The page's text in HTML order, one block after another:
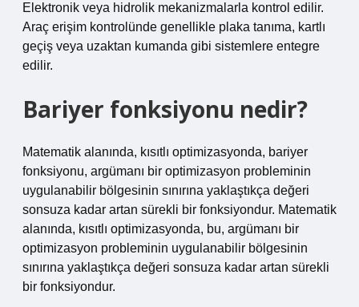
Elektronik veya hidrolik mekanizmalarla kontrol edilir.
Araç erişim kontrolünde genellikle plaka tanıma, kartlı
geçiş veya uzaktan kumanda gibi sistemlere entegre
edilir.
Bariyer fonksiyonu nedir?
Matematik alanında, kısıtlı optimizasyonda, bariyer
fonksiyonu, argümanı bir optimizasyon probleminin
uygulanabilir bölgesinin sınırına yaklaştıkça değeri
sonsuza kadar artan sürekli bir fonksiyondur. Matematik
alanında, kısıtlı optimizasyonda, bu, argümanı bir
optimizasyon probleminin uygulanabilir bölgesinin
sınırına yaklaştıkça değeri sonsuza kadar artan sürekli
bir fonksiyondur.